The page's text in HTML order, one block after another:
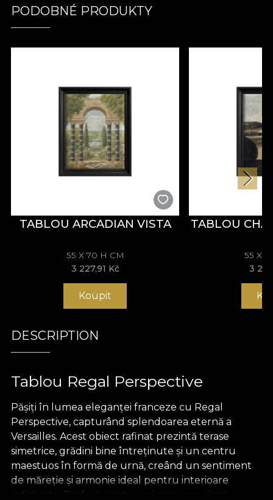
PODOBNÉ PRODUKTY
TABLOU ARCADIAN VISTA
55 X 70 H CM
3 227,91 Kč
Koupit
TABLOU
55 X
3
DESCRIPTION
Tablou Regal Perspective
Pășiți în lumea eleganței franceze cu Regal
Perspective, capturând splendoarea eternă a
Versailles. Acest obiect rafinat prezintă terase
simetrice, grădini bine întreținute și un centru
maestuos în formă de urnă, creând un sentiment
de măreție și armonie ideal pentru interioare
sofisticate. Perfect pentru cei care apreciază